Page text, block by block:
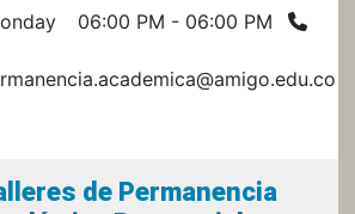
06:00 PM - 06:00 PM
de Permanencia